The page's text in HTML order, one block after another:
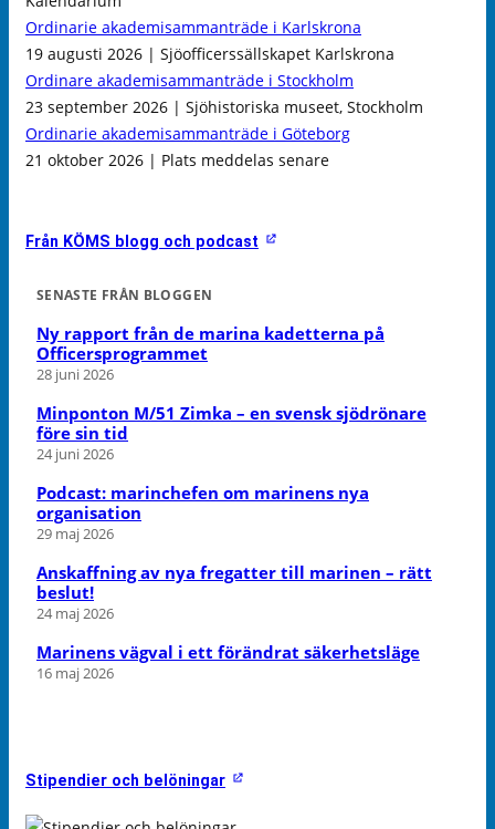
Ordinarie akademisammanträde i Karlskrona
19 augusti 2026 | Sjöofficerssällskapet Karlskrona
Ordinare akademisammanträde i Stockholm
23 september 2026 | Sjöhistoriska museet, Stockholm
Ordinarie akademisammanträde i Göteborg
21 oktober 2026 | Plats meddelas senare
Från KÖMS blogg och podcast
SENASTE FRÅN BLOGGEN
Ny rapport från de marina kadetterna på
Officersprogrammet
28 juni 2026
Minponton M/51 Zimka – en svensk sjödrönare
före sin tid
24 juni 2026
Podcast: marinchefen om marinens nya
organisation
29 maj 2026
Anskaffning av nya fregatter till marinen – rätt
beslut!
24 maj 2026
Marinens vägval i ett förändrat säkerhetsläge
16 maj 2026
Stipendier och belöningar